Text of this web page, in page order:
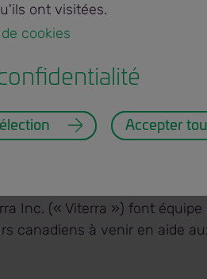
Inc. (« Viterra ») font
canadiens à venir en aide
ont visitées.
cookies
Accepter